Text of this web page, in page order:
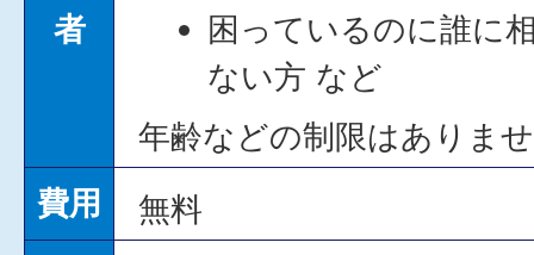
者
困っているのに誰に
ない方 など
年齢などの制限はありま
費用
無料